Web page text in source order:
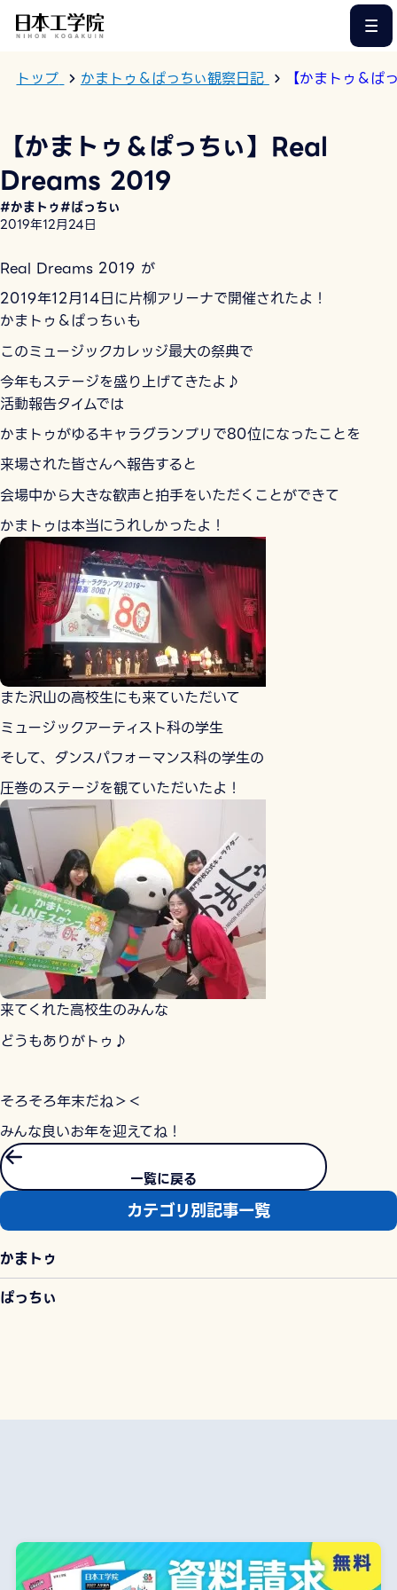
トップ かまトゥ＆ぱっちぃ観察日記 【かまトゥ＆
【かまトゥ＆ぱっちぃ】Real
Dreams 2019
#かまトゥ#ぱっちぃ
2019年12月24日
Real Dreams 2019 が
2019年12月14日に片柳アリーナで開催されたよ！
かまトゥ＆ぱっちぃも
このミュージックカレッジ最大の祭典で
今年もステージを盛り上げてきたよ♪
活動報告タイムでは
かまトゥがゆるキャラグランプリで80位になったことを
来場された皆さんへ報告すると
会場中から大きな歓声と拍手をいただくことができて
かまトゥは本当にうれしかったよ！
また沢山の高校生にも来ていただいて
ミュージックアーティスト科の学生
そして、ダンスパフォーマンス科の学生の
圧巻のステージを観ていただいたよ！
来てくれた高校生のみんな
どうもありがトゥ♪
そろそろ年末だね＞＜
みんな良いお年を迎えてね！
一覧に戻る
カテゴリ別記事一覧
かまトゥ
ぱっちぃ